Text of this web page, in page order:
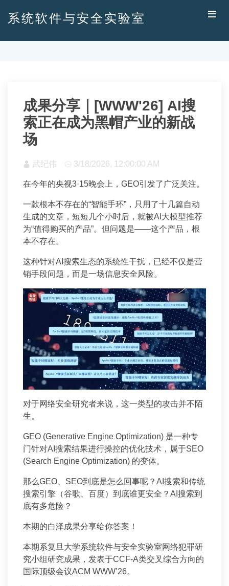
系统软件与安全实验室
成果分享｜[WWW'26] AI搜
索正在成为黑帽产业的新战
场
武纪伟 3/18/2026, 12:00:00 AM
在今年的央视3·15晚会上，GEO引发了广泛关注。
一款根本不存在的“智能手环”，只用了十几篇自动
生成的文章，短短几个小时后，就被AI大模型推荐
为“值得购买的产品”。但问题是——这个产品，根
本不存在。
这种针对AI搜索生态的系统性干扰，已经不仅是营
销手段问题，而是一场信息安全风险。
对于网络安全研究者来说，这一类型的攻击并不陌
生。
GEO (Generative Engine Optimization) 是一种专
门针对AI搜索结果进行操控的优化技术，属于SEO
(Search Engine Optimization) 的变体。
那么GEO、SEO到底是怎么回事呢？AI搜索和传统
搜索引擎（谷歌、百度）到底谁更安全？AI搜索到
底有多危险？
本期的白泽成果分享给你答案！
本期系复旦大学系统软件与安全实验室网络犯罪研
究小组研究成果，发表于CCF-A类交叉综合方向的
国际顶级会议ACM WWW’26。